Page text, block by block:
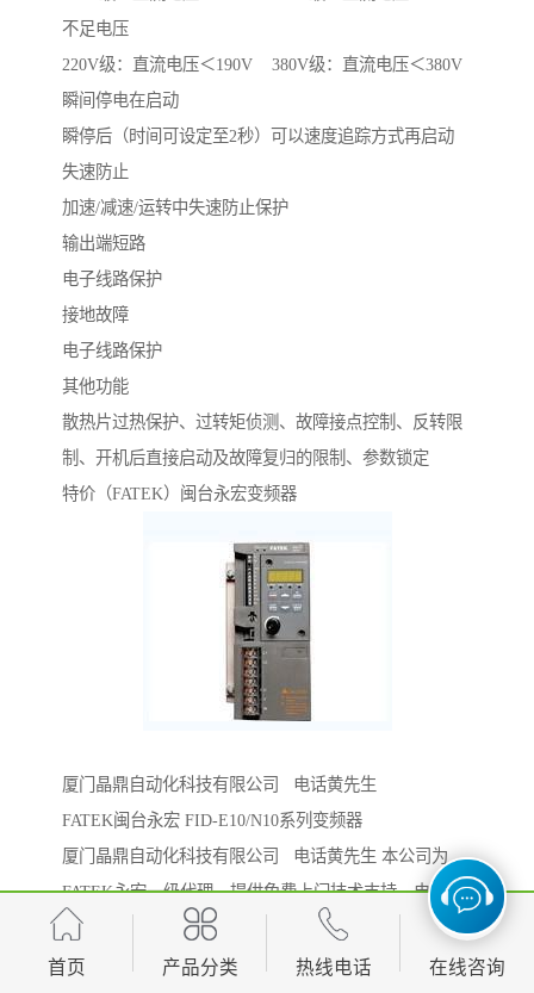
不足电压
220V级：直流电压＜190V 380V级：直流电压＜380V
瞬间停电在启动
瞬停后（时间可设定至2秒）可以速度追踪方式再启动
失速防止
加速/减速/运转中失速防止保护
输出端短路
电子线路保护
接地故障
电子线路保护
其他功能
散热片过热保护、过转矩侦测、故障接点控制、反转限
制、开机后直接启动及故障复归的限制、参数锁定
特价（FATEK）闽台永宏变频器
厦门晶鼎自动化科技有限公司 电话黄先生
FATEK闽台永宏 FID-E10/N10系列变频器
厦门晶鼎自动化科技有限公司 电话黄先生 本公司为
FATEK永宏一级代理，提供免费上门技术支持，电气控
制方案的整体解决方案、PLC编程、触摸屏编程服务，
生产设备的自动化控制系统改造，欢迎咨询！
首页 产品分类 热线电话 在线咨询